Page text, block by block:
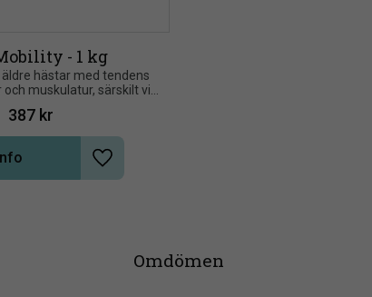
Omdömen
- 1 kg
hästar med tendens
och muskulatur, särskilt vid
våta vintermorgnar
387 kr
Lägg till i önskelista
Info